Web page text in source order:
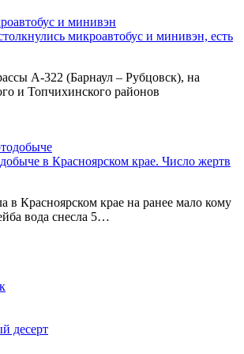
микроавтобус и минивэн, есть
А-322 (Барнаул – Рубцовск), на
и Топчихинского районов
в Красноярском крае. Число жертв
в Красноярском крае на ранее мало кому
вода снесла 5…
десерт